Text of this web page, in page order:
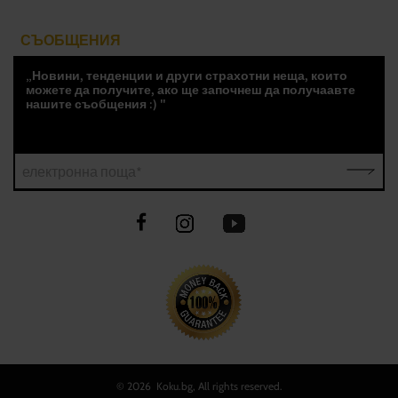
СЪОБЩЕНИЯ
„Новини, тенденции и други страхотни неща, които
можете да получите, ако ще започнеш да получаавте
нашите съобщения :) "
© 2026 Koku.bg, All rights reserved.